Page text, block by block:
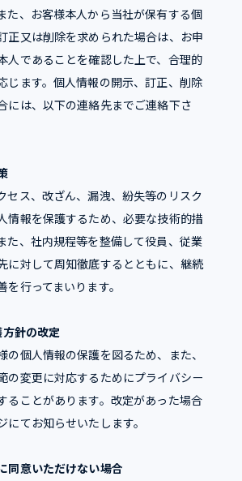
た、お客様本人から当社が保有する個
正又は削除を求められた場合は、お申
人であることを確認した上で、合理的
じます。個人情報の開示、訂正、削除
には、以下の連絡先までご連絡下さ
セス、改ざん、漏洩、紛失等のリスク
情報を保護するため、必要な技術的措
た、社内規程等を整備して役員、従業
に対して周知徹底するとともに、継続
行ってまいります。
針の改定
の個人情報の保護を図るため、また、
の変更に対応するためにプライバシー
ることがあります。改定があった場合
にてお知らせいたします。
同意いただけない場合